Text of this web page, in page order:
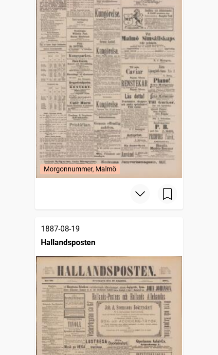
Morgonnummer, Malmö
1887-08-19
Hallandsposten